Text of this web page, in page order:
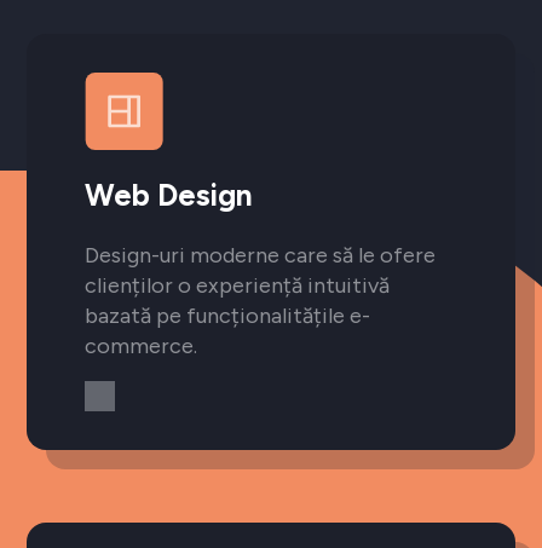
Web Design
Design-uri moderne care să le ofere
clienților o experiență intuitivă
bazată pe funcționalitățile e-
commerce.